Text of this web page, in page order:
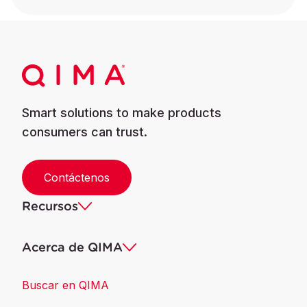
Smart solutions to make products
consumers can trust.
Contáctenos
Recursos
Acerca de QIMA
Buscar en QIMA